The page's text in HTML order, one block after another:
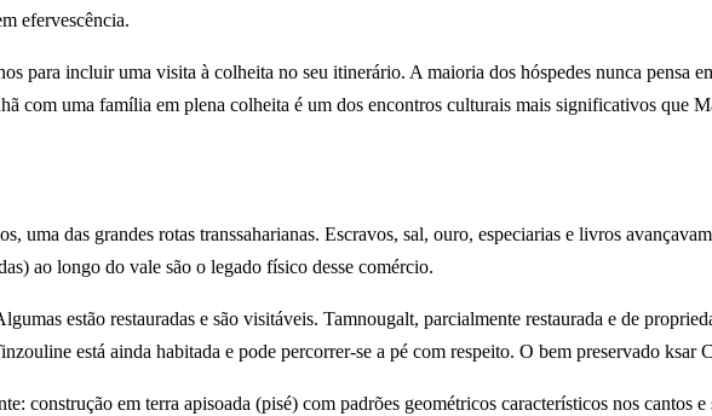
efervescência.
para incluir uma visita à colheita no seu itinerário. A maioria dos hóspedes nunca pensa
com uma família em plena colheita é um dos encontros culturais mais significativos que
uma das grandes rotas transsaharianas. Escravos, sal, ouro, especiarias e livros
ao longo do vale são o legado físico desse comércio.
estão restauradas e são visitáveis. Tamnougalt, parcialmente restaurada e de
está ainda habitada e pode percorrer-se a pé com respeito. O bem preservado
construção em terra apisoada (pisé) com padrões geométricos característicos nos cantos